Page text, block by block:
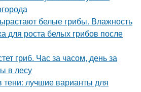
белые грибы. Влажность
для роста белых грибов после
гриб. Час за часом, день за
в лесу
лучшие варианты для